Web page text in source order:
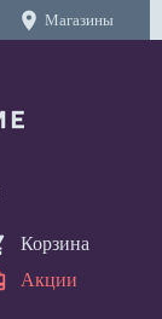
location_on Магазины
Корзина
Акции